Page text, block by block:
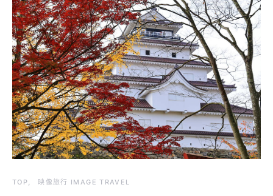
TOP 映像旅行 IMAGE TRAVEL